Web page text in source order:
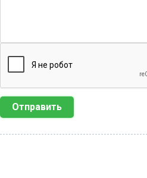
Отправить